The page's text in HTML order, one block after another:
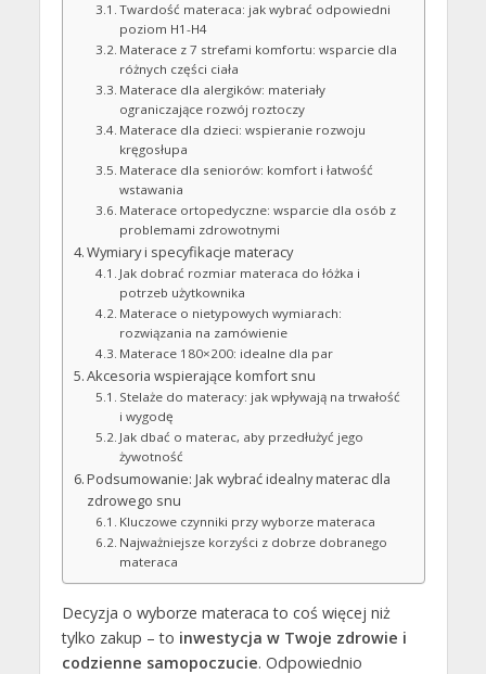
Twardość materaca: jak wybrać odpowiedni
poziom H1-H4
Materace z 7 strefami komfortu: wsparcie dla
różnych części ciała
Materace dla alergików: materiały
ograniczające rozwój roztoczy
Materace dla dzieci: wspieranie rozwoju
kręgosłupa
Materace dla seniorów: komfort i łatwość
wstawania
Materace ortopedyczne: wsparcie dla osób z
problemami zdrowotnymi
Wymiary i specyfikacje materacy
Jak dobrać rozmiar materaca do łóżka i
potrzeb użytkownika
Materace o nietypowych wymiarach:
rozwiązania na zamówienie
Materace 180×200: idealne dla par
Akcesoria wspierające komfort snu
Stelaże do materacy: jak wpływają na trwałość
i wygodę
Jak dbać o materac, aby przedłużyć jego
żywotność
Podsumowanie: Jak wybrać idealny materac dla
zdrowego snu
Kluczowe czynniki przy wyborze materaca
Najważniejsze korzyści z dobrze dobranego
materaca
Decyzja o wyborze materaca to coś więcej niż
tylko zakup – to inwestycja w Twoje zdrowie i
codzienne samopoczucie. Odpowiednio